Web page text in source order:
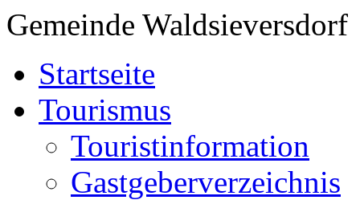
Gemeinde Waldsieversdorf
Startseite
Tourismus
Touristinformation
Gastgeberverzeichnis